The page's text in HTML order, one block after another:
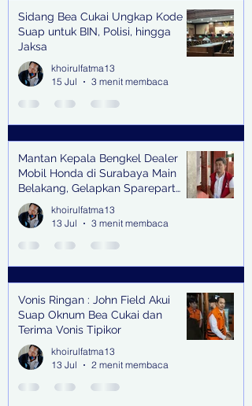
Sidang Bea Cukai Ungkap Kode
Suap untuk BIN, Polisi, hingga
Jaksa
khoirulfatma13
15 Jul
3 menit membaca
Mantan Kepala Bengkel Dealer
Mobil Honda di Surabaya Main
Belakang, Gelapkan Sparepart
Senilai Rp 1,9 Miliar
khoirulfatma13
13 Jul
3 menit membaca
Vonis Ringan : John Field Akui
Suap Oknum Bea Cukai dan
Terima Vonis Tipikor
khoirulfatma13
13 Jul
2 menit membaca